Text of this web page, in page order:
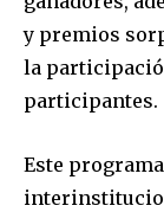
y premios
la
participantes.
Este